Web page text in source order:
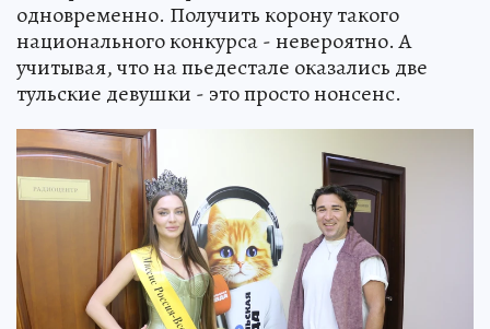
одновременно. Получить корону такого
национального конкурса - невероятно. А
учитывая, что на пьедестале оказались две
тульские девушки - это просто нонсенс.